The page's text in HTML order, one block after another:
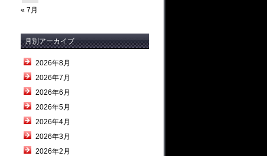
« 7月
月別アーカイブ
2026年8月
2026年7月
2026年6月
2026年5月
2026年4月
2026年3月
2026年2月